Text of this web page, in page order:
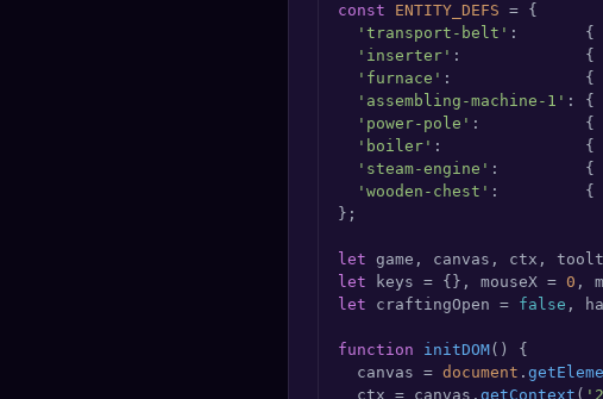
const ENTITY_DEFS = {
'transport-belt' :       {
'inserter' :             {
'furnace' :              {
'assembling-machine-1' : {
'power-pole' :           {
'boiler' :               {
'steam-engine' :         {
'wooden-chest' :         {
};
let
let keys = {}, mouseX = 0 ,
let craftingOpen = false ,
function initDOM( ) {
  canvas =
document .
  ctx = canvas.
getContext (